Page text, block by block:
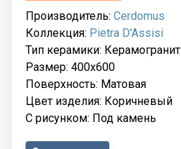
Производитель: Cerdomus
Коллекция: Pietra D'Assisi
Тип керамики: Керамогранит
Размер: 400x600
Поверхность: Матовая
Цвет изделия: Коричневый
С рисунком: Под камень